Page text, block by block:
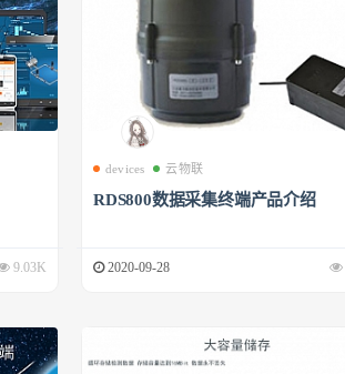
9.03K
devices 云物联
RDS800数据采集终端产品介绍
2020-09-28